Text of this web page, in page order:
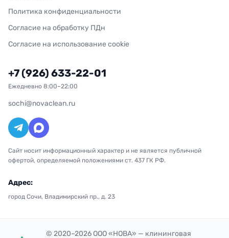
Политика конфиденциальности
Согласие на обработку ПДн
Согласие на использование cookie
+7 (926) 633-22-01
Ежедневно 8:00–22:00
sochi@novaclean.ru
Сайт носит информационный характер и не является публичной
офертой, определяемой положениями ст. 437 ГК РФ.
Адрес:
город Сочи, Владимирский пр., д. 23
© 2020–2026 ООО «НОВА» — клининговая